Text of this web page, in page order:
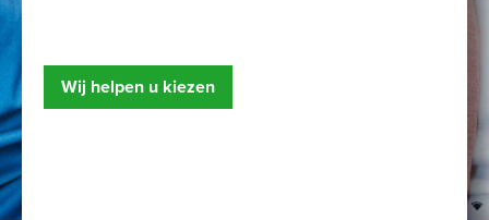
Wij helpen u kiezen